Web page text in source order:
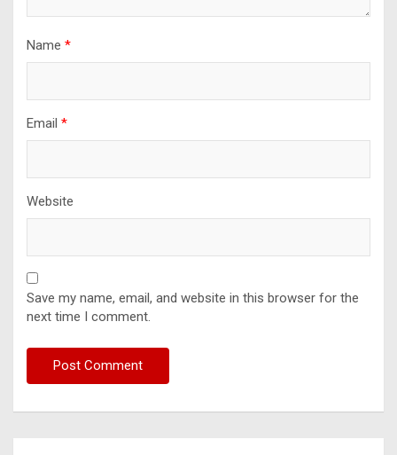
Name *
Email *
Website
Save my name, email, and website in this browser for the
next time I comment.